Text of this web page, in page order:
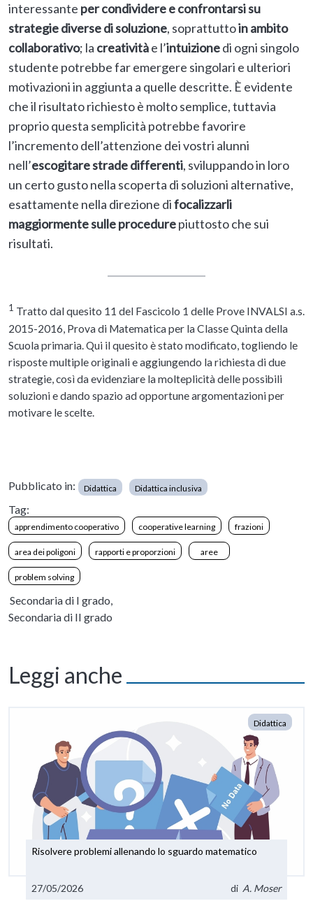
interessante per condividere e confrontarsi su
strategie diverse di soluzione, soprattuttoin ambito
collaborativo; la creativitàe l’intuizionedi ogni singolo
studente potrebbe far emergere singolari e ulteriori
motivazioni in aggiunta a quelle descritte. È evidente
che il risultato richiesto è molto semplice, tuttavia
proprio questa semplicità potrebbe favorire
l’incremento dell’attenzione dei vostri alunni
nell’escogitare strade differenti, sviluppando in loro
un certo gusto nella scoperta di soluzioni alternative,
esattamente nella direzione difocalizzarli
maggiormente sulle procedurepiuttosto che sui
risultati.
1 Tratto dal quesito 11 del Fascicolo 1 delle Prove INVALSI a.s.
2015-2016, Prova di Matematica per la Classe Quinta della
Scuola primaria. Qui il quesito è stato modificato, togliendo le
risposte multiple originali e aggiungendo la richiesta di due
strategie, così da evidenziare la molteplicità delle possibili
soluzioni e dando spazio ad opportune argomentazioni per
motivare le scelte.
Pubblicato in: Didattica Didattica inclusiva
Tag:
apprendimento cooperativo cooperative learning frazioni
area dei poligoni rapporti e proporzioni aree
problem solving
Secondaria di I grado,
Secondaria di II grado
Leggi anche
Didattica
Risolvere problemi allenando lo sguardo matematico
27/05/2026 di A. Moser